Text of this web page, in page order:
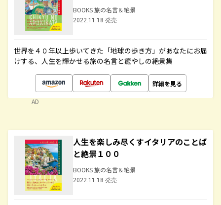
BOOKS 旅の名言＆絶景
2022.11.18 発売
世界を４０年以上歩いてきた「地球の歩き方」があなたにお届
けする、人生を輝かせる旅の名言と癒やしの絶景集
詳細を見る
AD
人生を楽しみ尽くすイタリアのことば
と絶景１００
BOOKS 旅の名言＆絶景
2022.11.18 発売